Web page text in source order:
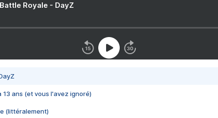
Royale - DayZ
13 ans (et vous l'avez ignoré)
(littéralement)